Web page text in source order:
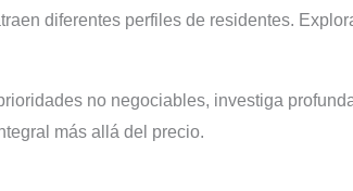
diferentes perfiles de residentes.
no negociables, investiga
más allá del precio.